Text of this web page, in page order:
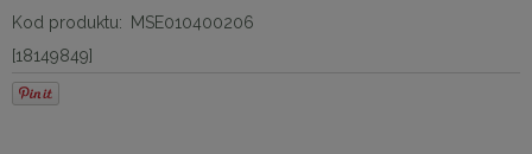
Kod produktu:
MSE010400206
[18149849]